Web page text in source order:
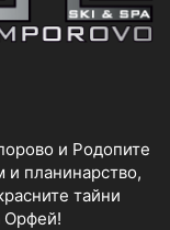
и Родопите
и планинарство,
тайни
Орфей!